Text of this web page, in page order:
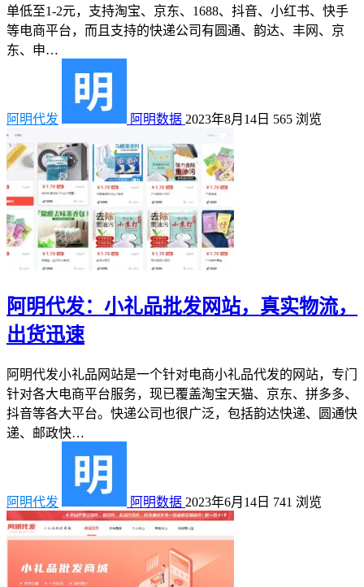
单低至1-2元，支持淘宝、京东、1688、抖音、小红书、快手
等电商平台，而且支持的快递公司有圆通、韵达、丰网、京
东、申…
阿明代发 阿明数据 2023年8月14日 565 浏览
阿明代发：小礼品批发网站，真实物流，
出货迅速
阿明代发小礼品网站是一个针对电商小礼品代发的网站，专门
针对各大电商平台服务，现已覆盖淘宝天猫、京东、拼多多、
抖音等各大平台。快递公司也很广泛，包括韵达快递、圆通快
递、邮政快…
阿明代发 阿明数据 2023年6月14日 741 浏览